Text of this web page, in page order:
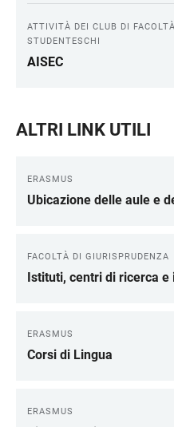
ATTIVITÀ DEI CLUB DI
STUDENTESCHI
AISEC
ALTRI LINK UTILI
ERASMUS
Ubicazione delle aule e
FACOLTÀ DI GIURISPRUDENZA
Istituti, centri di ricerca
ERASMUS
Corsi di Lingua
ERASMUS